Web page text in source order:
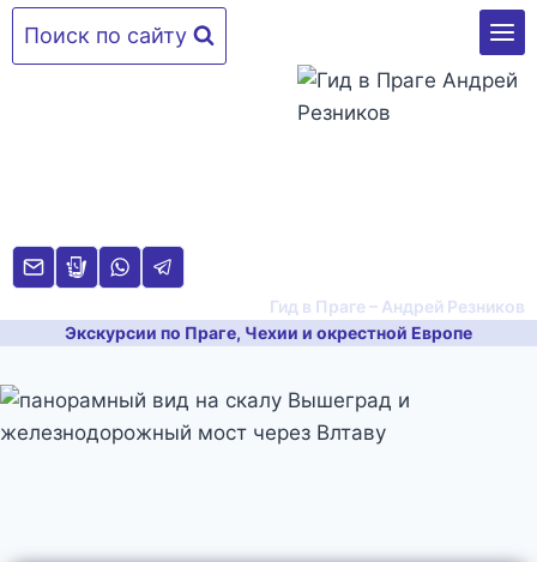
Перейти
Поиск по сайту
Гид в Праге – Андрей Резников
Экскурсии по Праге, Чехии и окрестной Европе